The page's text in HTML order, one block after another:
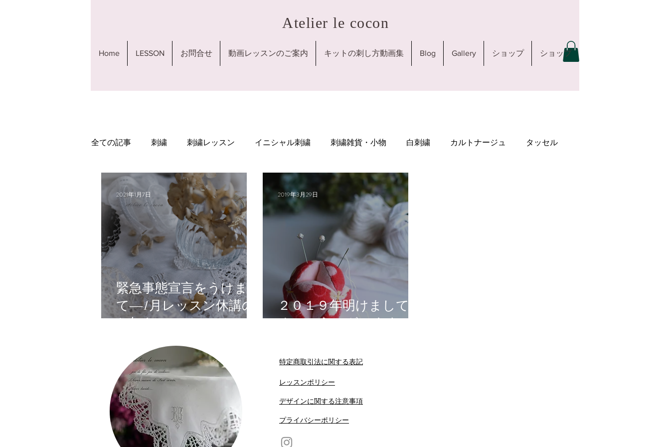
​Atelier le cocon
Home LESSON お問合せ 動画レッスンのご案内 キットの刺し方動画集 Blog Gallery ショップ ショップ
全ての記事 刺繍 刺繍レッスン イニシャル刺繍 刺繍雑貨・小物 白刺繍 カルトナージュ タッセル
美女と野獣 ピンクッション モノグラム刺繍 シザーケース ビーズ刺繍
クッション ワークショップ バレンタイン チョコレート
日々の事 シャビー 赤糸刺繍 ハンドメイドバッグ NEWS
刺繍のベーシックコース 刺繍教室
緊急事態宣言をうけまし
て―1月レッスン休講の
お知らせ―
2021年1月7日
２０１９年明けましてお
めでとうございます。
2019年3月29日
特定商取引法に関する表記
​レッスンポリシー
​デザインに関する注意事項
​プライバシーポリシー